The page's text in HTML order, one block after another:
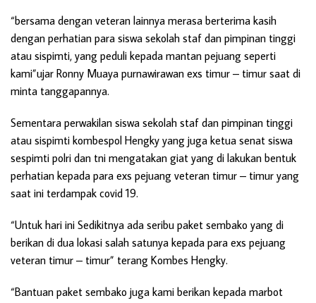
“bersama dengan veteran lainnya merasa berterima kasih
dengan perhatian para siswa sekolah staf dan pimpinan tinggi
atau sispimti, yang peduli kepada mantan pejuang seperti
kami”ujar Ronny Muaya purnawirawan exs timur – timur saat di
minta tanggapannya.
Sementara perwakilan siswa sekolah staf dan pimpinan tinggi
atau sispimti kombespol Hengky yang juga ketua senat siswa
sespimti polri dan tni mengatakan giat yang di lakukan bentuk
perhatian kepada para exs pejuang veteran timur – timur yang
saat ini terdampak covid 19.
“Untuk hari ini Sedikitnya ada seribu paket sembako yang di
berikan di dua lokasi salah satunya kepada para exs pejuang
veteran timur – timur” terang Kombes Hengky.
“Bantuan paket sembako juga kami berikan kepada marbot